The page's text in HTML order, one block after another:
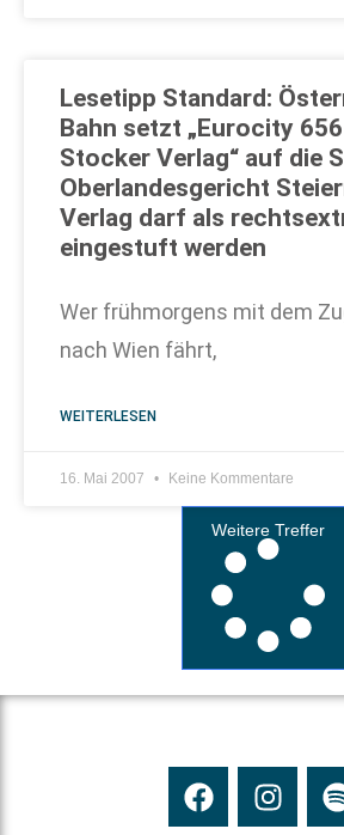
Lesetipp Standard:
Bahn setzt „Eurocity
Stocker Verlag“ auf die
Oberlandesgericht
Verlag darf als
eingestuft werden
Wer frühmorgens mit dem
nach Wien fährt,
WEITERLESEN
16. Mai 2007 Keine Kommentare
Weitere Treffer